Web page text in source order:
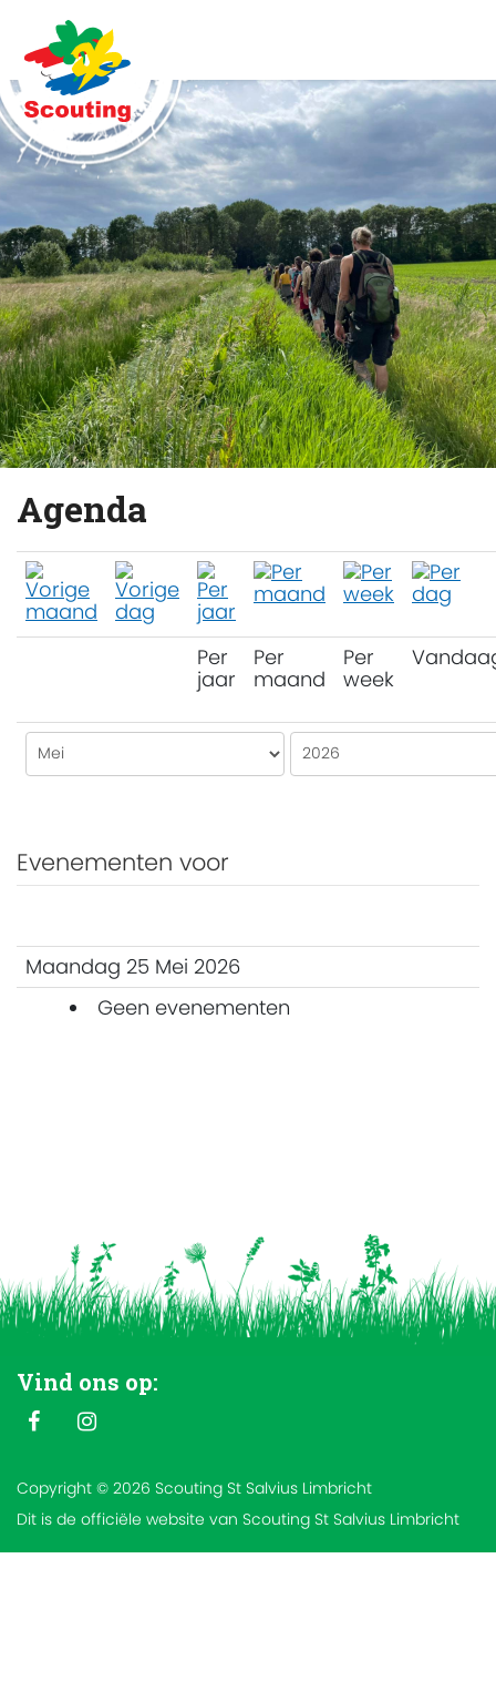
Agenda
Per
jaar
Per
maand
Per
week
Evenementen voor
Maandag 25 Mei 2026
Geen evenementen
Vind ons op:
Copyright © 2026 Scouting St Salvius Limbricht
Dit is de officiële website van Scouting St Salvius Limbricht